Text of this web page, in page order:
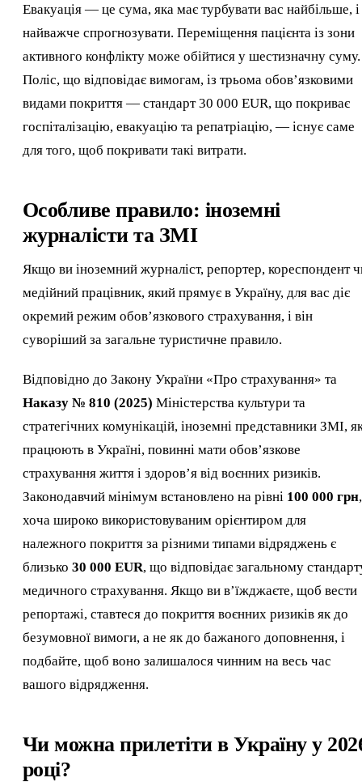
Евакуація — це сума, яка має турбувати вас найбільше, і
найважче спрогнозувати. Переміщення пацієнта із зони
активного конфлікту може обійтися у шестизначну суму.
Поліс, що відповідає вимогам, із трьома обов’язковими
видами покриття — стандарт 30 000 EUR, що покриває
госпіталізацію, евакуацію та репатріацію, — існує саме
для того, щоб покривати такі витрати.
Особливе правило: іноземні
журналісти та ЗМІ
Якщо ви іноземний журналіст, репортер, кореспондент
медійний працівник, який прямує в Україну, для вас діє
окремий режим обов’язкового страхування, і він
суворіший за загальне туристичне правило.
Відповідно до Закону України «Про страхування» та
Наказу № 810 (2025) Міністерства культури та
стратегічних комунікацій, іноземні представники ЗМІ,
працюють в Україні, повинні мати обов’язкове
страхування життя і здоров’я від воєнних ризиків.
Законодавчий мінімум встановлено на рівні 100 000 грн,
хоча широко використовуваним орієнтиром для
належного покриття за різними типами відряджень є
близько 30 000 EUR, що відповідає загальному
медичного страхування. Якщо ви в’їжджаєте, щоб вести
репортажі, ставтеся до покриття воєнних ризиків як до
безумовної вимоги, а не як до бажаного доповнення, і
подбайте, щоб воно залишалося чинним на весь час
вашого відрядження.
Чи можна прилетіти в Україну у
році?